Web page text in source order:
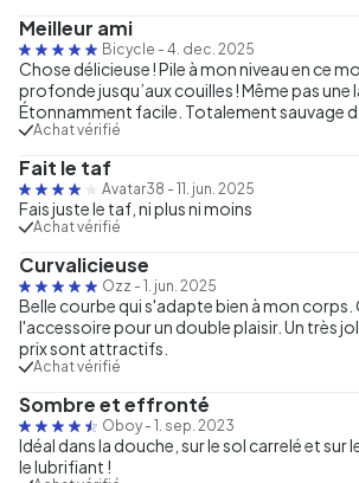
Meilleur ami
Bicycle - 4. dec. 2025
Chose délicieuse ! Pile à mon niveau en ce
profonde jusqu’aux couilles ! Même pas une
Étonnamment facile. Totalement sauvage
Achat vérifié
Fait le taf
Avatar38 - 11. jun. 2025
Fais juste le taf, ni plus ni moins
Achat vérifié
Curvalicieuse
Ozz - 1. jun. 2025
Belle courbe qui s'adapte bien à mon corps.
l'accessoire pour un double plaisir. Un très
prix sont attractifs.
Achat vérifié
Sombre et effronté
Oboy - 1. sep. 2023
Idéal dans la douche, sur le sol carrelé et sur
le lubrifiant !